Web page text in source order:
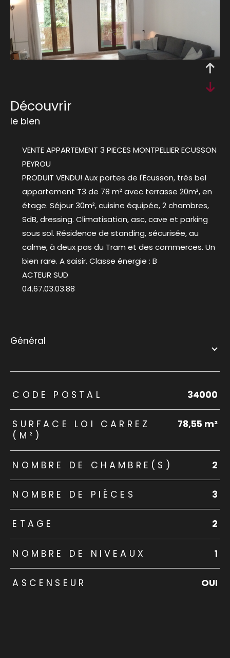
découvrir
le bien
VENTE APPARTEMENT 3 PIECES MONTPELLIER ECUSSON
PEYROU
PRODUIT VENDU! Aux portes de l'Ecusson, très bel
appartement T3 de 78 m² avec terrasse 20m², en
étage. Séjour 30m², cuisine équipée, 2 chambres,
SdB, dressing. Climatisation, asc, cave et parking
sous sol. Résidence de standing, sécurisée, au
calme, à deux pas du Tram et des commerces. Un
bien rare. A saisir. Classe énergie : B
ACTEUR SUD
04.67.03.03.88
général
TRAD_ZEPHYR_Caracteristique TRAD_ZEPHYR_Valeurs
CODE POSTAL 34000
SURFACE LOI CARREZ
(M²)
78,55 m²
NOMBRE DE CHAMBRE(S) 2
NOMBRE DE PIÈCES 3
ETAGE 2
NOMBRE DE NIVEAUX 1
ASCENSEUR OUI